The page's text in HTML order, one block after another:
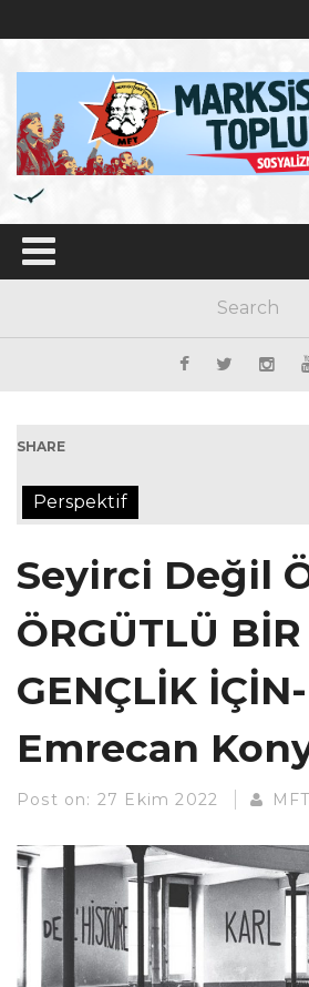
SHARE
Perspektif
Seyirci Değil
ÖRGÜTLÜ BİR
GENÇLİK İÇİN-
Emrecan
Post on: 27 Ekim 2022 MFT